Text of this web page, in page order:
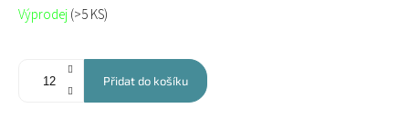
Měrná
cena:
Výprodej(>5 KS)
Přidat do košíku